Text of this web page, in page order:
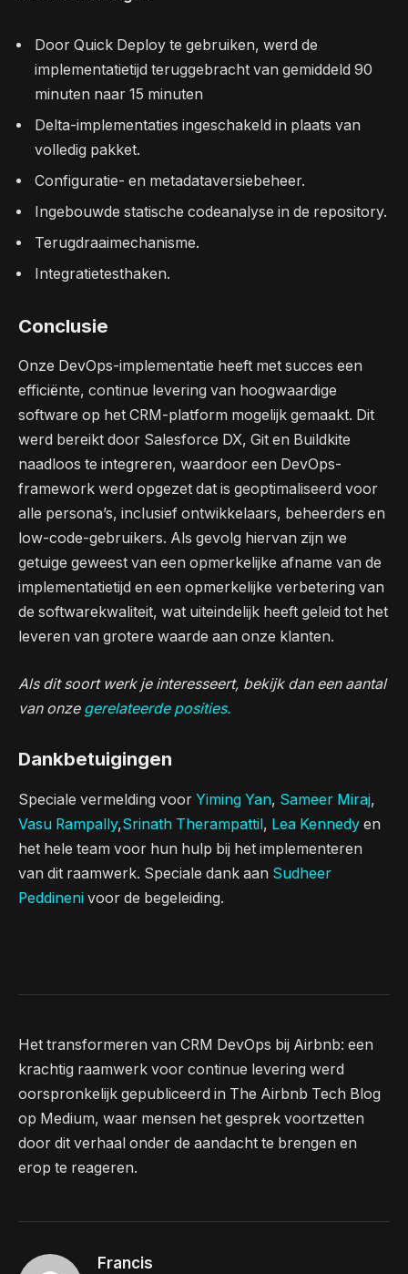
Door Quick Deploy te gebruiken, werd de
implementatietijd teruggebracht van gemiddeld 90
minuten naar 15 minuten
Delta-implementaties ingeschakeld in plaats van
volledig pakket.
Configuratie- en metadataversiebeheer.
Ingebouwde statische codeanalyse in de repository.
Terugdraaimechanisme.
Integratietesthaken.
Conclusie
Onze DevOps-implementatie heeft met succes een
efficiënte, continue levering van hoogwaardige
software op het CRM-platform mogelijk gemaakt. Dit
werd bereikt door Salesforce DX, Git en Buildkite
naadloos te integreren, waardoor een DevOps-
framework werd opgezet dat is geoptimaliseerd voor
alle persona’s, inclusief ontwikkelaars, beheerders en
low-code-gebruikers. Als gevolg hiervan zijn we
getuige geweest van een opmerkelijke afname van de
implementatietijd en een opmerkelijke verbetering van
de softwarekwaliteit, wat uiteindelijk heeft geleid tot het
leveren van grotere waarde aan onze klanten.
Als dit soort werk je interesseert, bekijk dan een aantal
van onze gerelateerde posities.
Dankbetuigingen
Speciale vermelding voor Yiming Yan, Sameer Miraj,
Vasu Rampally,Srinath Therampattil, Lea Kennedy en
het hele team voor hun hulp bij het implementeren
van dit raamwerk. Speciale dank aan Sudheer
Peddineni voor de begeleiding.
Het transformeren van CRM DevOps bij Airbnb: een
krachtig raamwerk voor continue levering werd
oorspronkelijk gepubliceerd in The Airbnb Tech Blog
op Medium, waar mensen het gesprek voortzetten
door dit verhaal onder de aandacht te brengen en
erop te reageren.
Francis